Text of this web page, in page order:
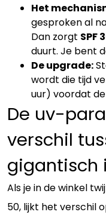
Het
gesproken al
Dan zorgt SPF
duurt. Je bent
De upgrade:
wordt die tijd
uur) voordat
De uv-
verschil
gigantisch
Als je in de winkel
50, lijkt het verschil